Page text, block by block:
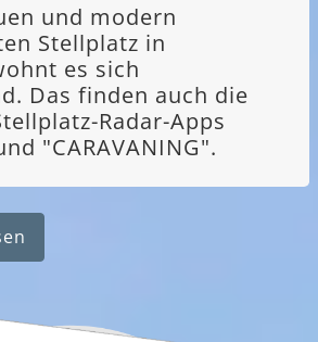
und modern
Stellplatz in
es sich
Das finden auch die
Radar-Apps
"CARAVANING".